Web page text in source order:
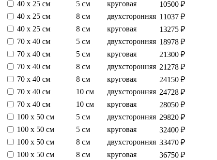
40 х 25 см
5 см круговая
10500 ₽
40 х 25 см
8 см двухсторонняя 11037 ₽
40 х 25 см
8 см круговая
13275 ₽
70 х 40 см
5 см двухсторонняя 18978 ₽
70 х 40 см
5 см круговая
21300 ₽
70 х 40 см
8 см двухсторонняя 21278 ₽
70 х 40 см
8 см круговая
24150 ₽
70 х 40 см
10 см двухсторонняя 24728 ₽
70 х 40 см
10 см круговая
28050 ₽
100 х 50 см
5 см двухсторонняя 29820 ₽
100 х 50 см
5 см круговая
32400 ₽
100 х 50 см
8 см двухсторонняя 33470 ₽
100 х 50 см
8 см круговая
36750 ₽